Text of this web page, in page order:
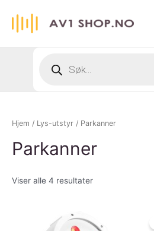
search
Hjem / Lys-utstyr / Parkanner
Parkanner
Viser alle 4 resultater